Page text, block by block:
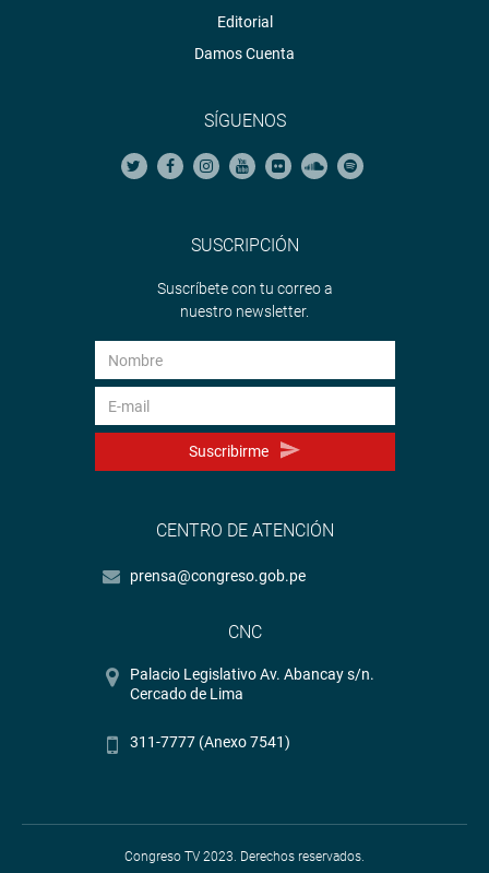
Editorial
Damos Cuenta
SÍGUENOS
SUSCRIPCIÓN
Suscríbete con tu correo a
nuestro newsletter.
Suscribirme
CENTRO DE ATENCIÓN
prensa@congreso.gob.pe
CNC
Palacio Legislativo Av. Abancay s/n.
Cercado de Lima
311-7777 (Anexo 7541)
Congreso TV 2023. Derechos reservados.